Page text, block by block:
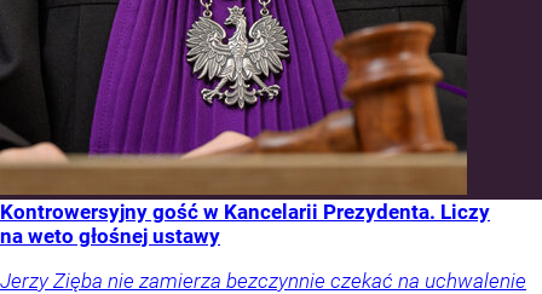
Kontrowersyjny gość w Kancelarii Prezydenta. Liczy
na weto głośnej ustawy
Jerzy Zięba nie zamierza bezczynnie czekać na uchwalenie